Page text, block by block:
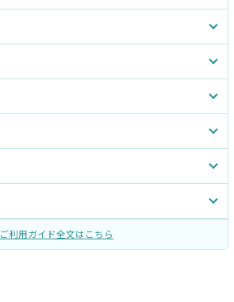
ご利用ガイド全文はこちら